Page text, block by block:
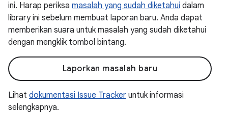
ini. Harap periksa masalah yang sudah diketahui dalam
library ini sebelum membuat laporan baru. Anda dapat
memberikan suara untuk masalah yang sudah diketahui
dengan mengklik tombol bintang.
Laporkan masalah baru
Lihat dokumentasi Issue Tracker untuk informasi
selengkapnya.